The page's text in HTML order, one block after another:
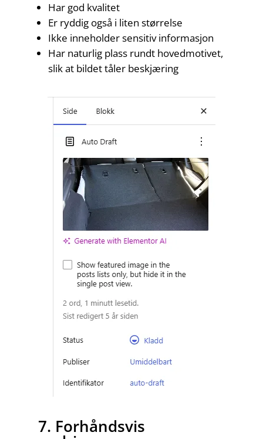
Har god kvalitet
Er ryddig også i liten størrelse
Ikke inneholder sensitiv informasjon
Har naturlig plass rundt hovedmotivet,
slik at bildet tåler beskjæring
7. Forhåndsvis